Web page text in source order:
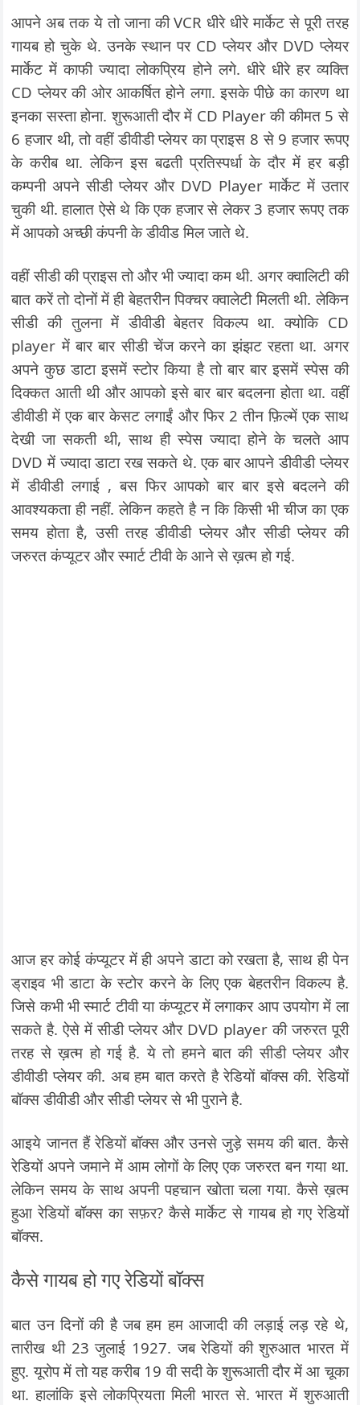
आपने अब तक ये तो जाना की VCR धीरे धीरे मार्केट से पूरी तरह
गायब हो चुके थे. उनके स्थान पर CD प्लेयर और DVD प्लेयर
मार्केट में काफी ज्यादा लोकप्रिय होने लगे. धीरे धीरे हर व्यक्ति
CD प्लेयर की ओर आकर्षित होने लगा. इसके पीछे का कारण था
इनका सस्ता होना. शुरूआती दौर में CD Player की कीमत 5 से
6 हजार थी, तो वहीं डीवीडी प्लेयर का प्राइस 8 से 9 हजार रूपए
के करीब था. लेकिन इस बढती प्रतिस्पर्धा के दौर में हर बड़ी
कम्पनी अपने सीडी प्लेयर और DVD Player मार्केट में उतार
चुकी थी. हालात ऐसे थे कि एक हजार से लेकर 3 हजार रूपए तक
में आपको अच्छी कंपनी के डीवीड मिल जाते थे.
वहीं सीडी की प्राइस तो और भी ज्यादा कम थी. अगर क्वालिटी की
बात करें तो दोनों में ही बेहतरीन पिक्चर क्वालेटी मिलती थी. लेकिन
सीडी की तुलना में डीवीडी बेहतर विकल्प था. क्योकि CD
player में बार बार सीडी चेंज करने का झंझट रहता था. अगर
अपने कुछ डाटा इसमें स्टोर किया है तो बार बार इसमें स्पेस की
दिक्कत आती थी और आपको इसे बार बार बदलना होता था. वहीं
डीवीडी में एक बार केसट लगाईं और फिर 2 तीन फ़िल्में एक साथ
देखी जा सकती थी, साथ ही स्पेस ज्यादा होने के चलते आप
DVD में ज्यादा डाटा रख सकते थे. एक बार आपने डीवीडी प्लेयर
में डीवीडी लगाई , बस फिर आपको बार बार इसे बदलने की
आवश्यकता ही नहीं. लेकिन कहते है न कि किसी भी चीज का एक
समय होता है, उसी तरह डीवीडी प्लेयर और सीडी प्लेयर की
जरुरत कंप्यूटर और स्मार्ट टीवी के आने से ख़त्म हो गई.
आज हर कोई कंप्यूटर में ही अपने डाटा को रखता है, साथ ही पेन
ड्राइव भी डाटा के स्टोर करने के लिए एक बेहतरीन विकल्प है.
जिसे कभी भी स्मार्ट टीवी या कंप्यूटर में लगाकर आप उपयोग में ला
सकते है. ऐसे में सीडी प्लेयर और DVD player की जरुरत पूरी
तरह से ख़त्म हो गई है. ये तो हमने बात की सीडी प्लेयर और
डीवीडी प्लेयर की. अब हम बात करते है रेडियों बॉक्स की. रेडियों
बॉक्स डीवीडी और सीडी प्लेयर से भी पुराने है.
आइये जानत हैं रेडियों बॉक्स और उनसे जुड़े समय की बात. कैसे
रेडियों अपने जमाने में आम लोगों के लिए एक जरुरत बन गया था.
लेकिन समय के साथ अपनी पहचान खोता चला गया. कैसे ख़त्म
हुआ रेडियों बॉक्स का सफ़र? कैसे मार्केट से गायब हो गए रेडियों
बॉक्स.
कैसे गायब हो गए रेडियों बॉक्स
बात उन दिनों की है जब हम हम आजादी की लड़ाई लड़ रहे थे,
तारीख थी 23 जुलाई 1927. जब रेडियों की शुरुआत भारत में
हुए. यूरोप में तो यह करीब 19 वी सदी के शुरूआती दौर में आ चूका
था. हालांकि इसे लोकप्रियता मिली भारत से. भारत में शुरुआती